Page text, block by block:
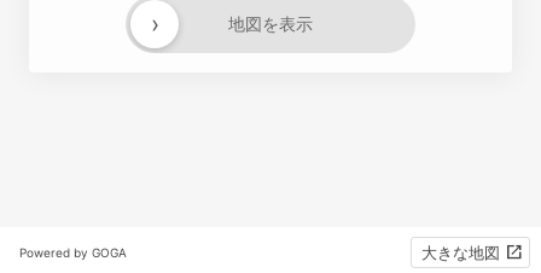
地図を表示
›
Powered by GOGA 大きな地図